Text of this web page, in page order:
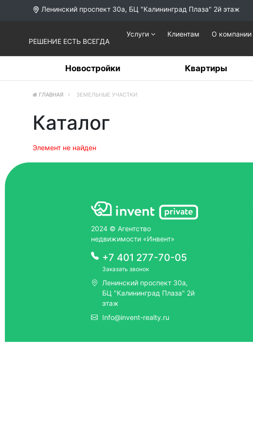
Ленинский проспект 30а, БЦ "Калининград Плаза" 2й этаж
РЕШЕНИЕ ЕСТЬ ВСЕГДА
Услуги Клиентам О компании
Новостройки Квартиры
ГЛАВНАЯ ЗЕМЕЛЬНЫЕ УЧАСТКИ
Каталог
Элемент не найден
2024 © Агентство
недвижимости «Инвент»
+7 401 277-70-05
Заказать звонок
Ленинский проспект 30а,
БЦ "Калининград Плаза" 2й
этаж
Info@invent-realty.ru